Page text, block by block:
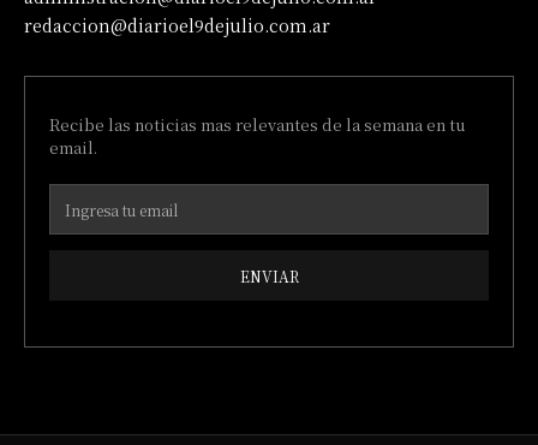
redaccion@diarioel9dejulio.com.ar
Recibe las noticias mas relevantes de la semana en tu
email.
ENVIAR